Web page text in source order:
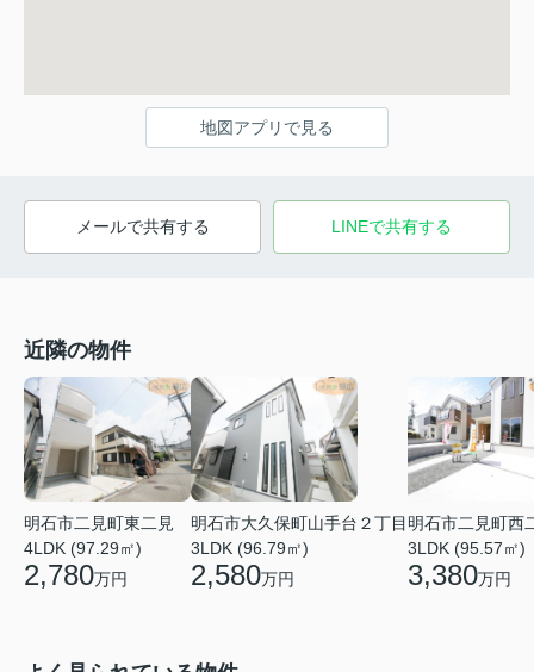
地図アプリで見る
メールで共有する LINEで共有する
近隣の物件
明石市二見町東二見
4LDK (97.29㎡)
2,780万円
明石市大久保町山手台２丁目
3LDK (96.79㎡)
2,580万円
明石市二見町西
3LDK (95.57㎡)
3,380万円